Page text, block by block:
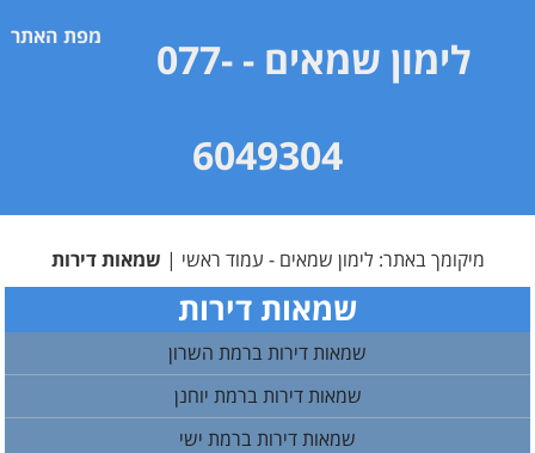
מפת האתר לימון שמאים
- 077-
6049304
מיקומך באתר:לימון שמאים - עמוד ראשי | שמאות דירות
שמאות דירות
שמאות דירות ברמת השרון
שמאות דירות ברמת יוחנן
שמאות דירות ברמת ישי